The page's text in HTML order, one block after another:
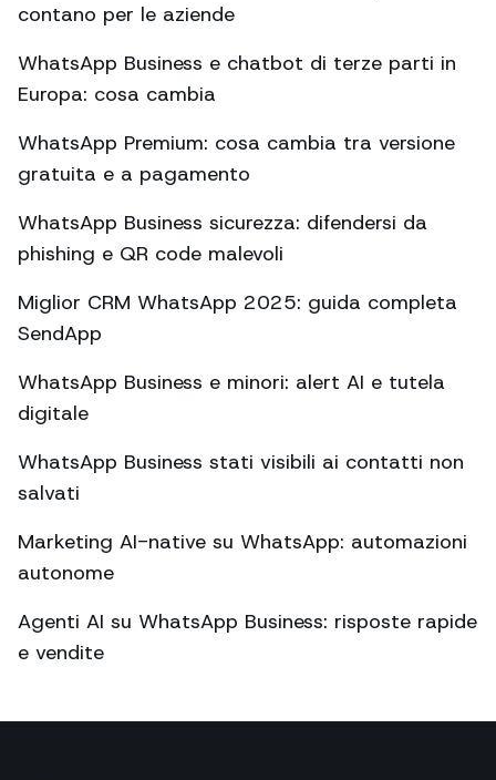
contano per le aziende
WhatsApp Business e chatbot di terze parti in
Europa: cosa cambia
WhatsApp Premium: cosa cambia tra versione
gratuita e a pagamento
WhatsApp Business sicurezza: difendersi da
phishing e QR code malevoli
Miglior CRM WhatsApp 2025: guida completa
SendApp
WhatsApp Business e minori: alert AI e tutela
digitale
WhatsApp Business stati visibili ai contatti non
salvati
Marketing AI-native su WhatsApp: automazioni
autonome
Agenti AI su WhatsApp Business: risposte rapide
e vendite